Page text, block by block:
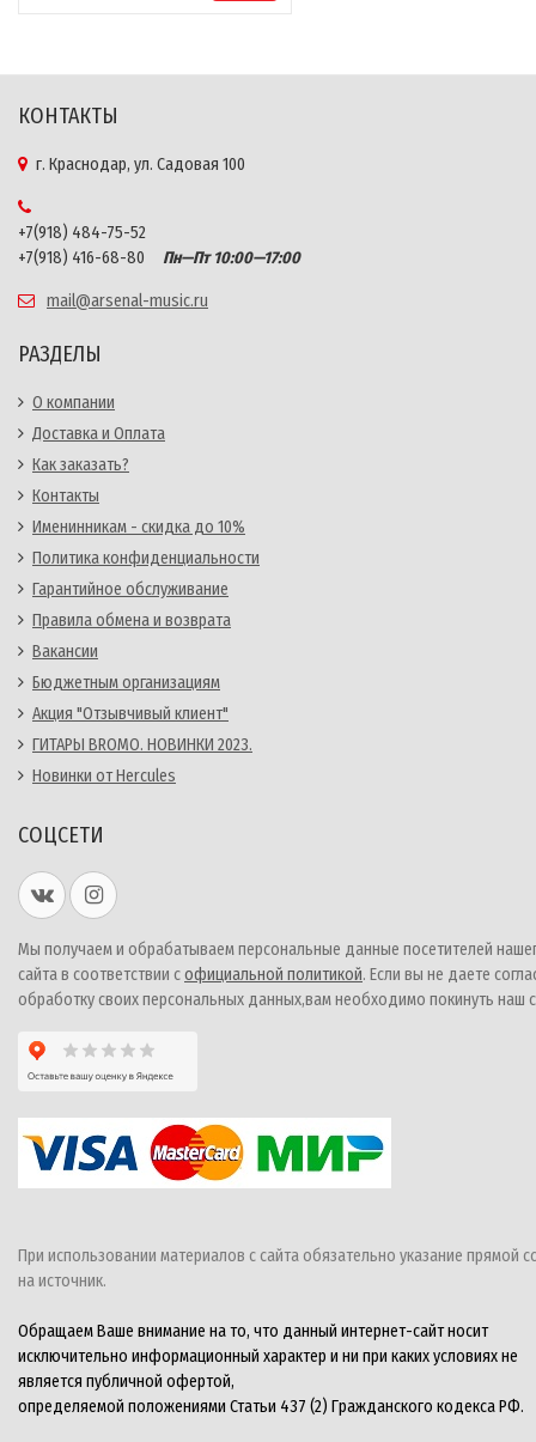
КОНТАКТЫ
г. Краснодар, ул. Садовая 100
+7(918) 484-75-52
+7(918) 416-68-80
Пн—Пт 10:00—17:00
mail@arsenal-music.ru
РАЗДЕЛЫ
О компании
Доставка и Оплата
Как заказать?
Контакты
Именинникам - скидка до 10%
Политика конфиденциальности
Гарантийное обслуживание
Правила обмена и возврата
Вакансии
Бюджетным организациям
Акция "Отзывчивый клиент"
ГИТАРЫ BROMO. НОВИНКИ 2023.
Новинки от Hercules
СОЦСЕТИ
Мы получаем и обрабатываем персональные данные посетителей
сайта в соответствии софициальной политикой. Если вы не даете
обработку своих персональных данных,вам необходимо покинуть наш
При использовании материалов с сайта обязательно указание прямой
на источник.
Обращаем Ваше внимание на то, что данный интернет-сайт носит
исключительно информационный характер и ни при каких условиях не
является публичной офертой,
определяемой положениями Статьи 437 (2) Гражданского кодекса РФ.